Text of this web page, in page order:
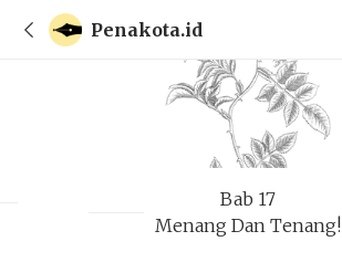
Penakota.id
Bab 17
Menang Dan Tenang!